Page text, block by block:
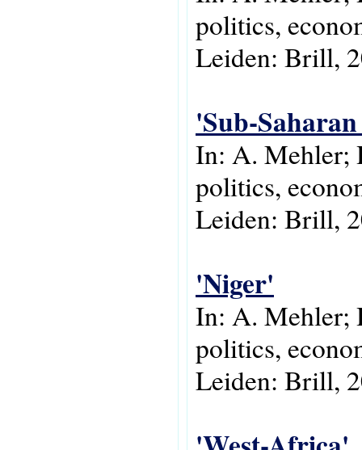
politics,
Leiden: Brill,
'Sub-
In: A. Mehler;
politics,
Leiden: Brill,
'Niger'
In: A. Mehler;
politics,
Leiden: Brill,